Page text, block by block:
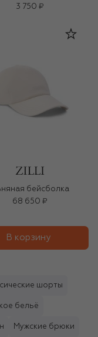
3 750 ₽
бейсболка
68 650 ₽
В корзину
шорты
бельё
Мужские брюки